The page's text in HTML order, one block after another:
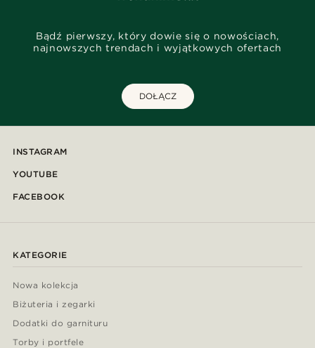
Bądź pierwszy, który dowie się o nowościach,
najnowszych trendach i wyjątkowych ofertach
DOŁĄCZ
INSTAGRAM
YOUTUBE
FACEBOOK
KATEGORIE
Nowa kolekcja
Biżuteria i zegarki
Dodatki do garnituru
Torby i portfele